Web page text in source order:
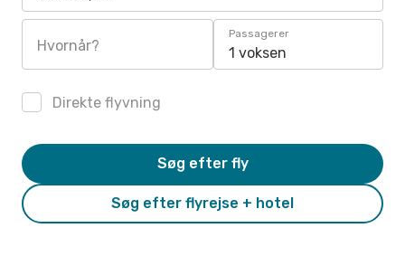
Hvornår?
Passagerer
1 voksen
Direkte flyvning
Søg efter flyrejse + hotel
Søg efter fly